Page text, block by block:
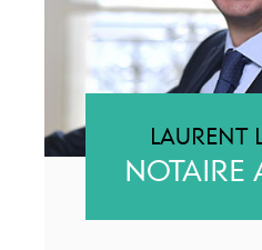
LAURENT
NOTAIRE